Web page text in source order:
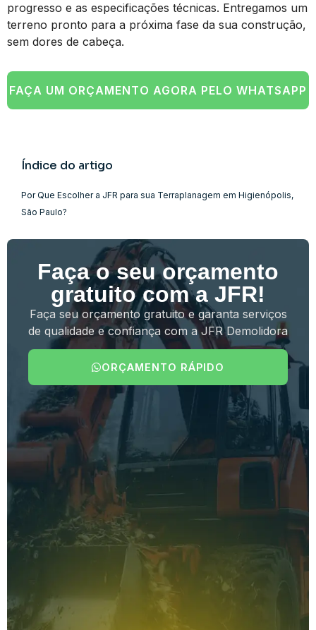
progresso e as especificações técnicas. Entregamos um
terreno pronto para a próxima fase da sua construção,
sem dores de cabeça.
FAÇA UM ORÇAMENTO AGORA PELO WHATSAPP
Índice do artigo
Por Que Escolher a JFR para sua Terraplanagem em Higienópolis,
São Paulo?
Faça o seu orçamento
gratuito com a JFR!
Faça seu orçamento gratuito e garanta serviços
de qualidade e confiança com a JFR Demolidora
ORÇAMENTO RÁPIDO